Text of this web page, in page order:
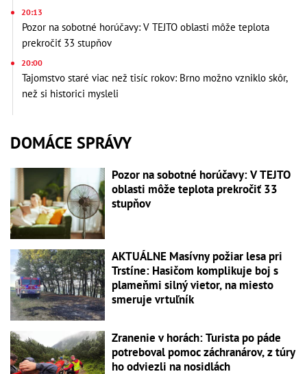
20:13
Pozor na sobotné horúčavy: V TEJTO oblasti môže teplota
prekročiť 33 stupňov
20:00
Tajomstvo staré viac než tisíc rokov: Brno možno vzniklo skôr,
než si historici mysleli
DOMÁCE SPRÁVY
Pozor na sobotné horúčavy: V TEJTO
oblasti môže teplota prekročiť 33
stupňov
AKTUÁLNE Masívny požiar lesa pri
Trstíne: Hasičom komplikuje boj s
plameňmi silný vietor, na miesto
smeruje vrtuľník
Zranenie v horách: Turista po páde
potreboval pomoc záchranárov, z túry
ho odviezli na nosidlách